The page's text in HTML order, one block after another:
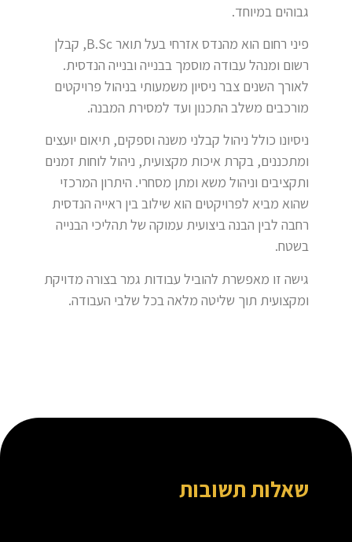
גבוהים במיוחד.
פיני רחום הוא מהנדס אזרחי בעל תואר B.Sc, קבלן
רשום ומנהל עבודה מוסמך בבנייה ובנייה הנדסית.
לאורך השנים צבר ניסיון משמעותי בניהול פרויקטים
מורכבים משלב התכנון ועד למסירת המבנה.
ניסיונו כולל ניהול קבלני משנה וספקים, תיאום יועצים
ומתכננים, בקרת איכות מקצועית, ניהול לוחות זמנים
ותקציבים וניהול משא ומתן מסחרי. היתרון המרכזי
שהוא מביא לפרויקטים הוא שילוב בין ראייה הנדסית
רחבה לבין הבנה ביצועית עמוקה של תהליכי הבנייה
בשטח.
גישה זו מאפשרת להוביל עבודות גמר בצורה מדויקת
ומקצועית תוך שליטה מלאה בכל שלבי העבודה.
שאלות תשובות